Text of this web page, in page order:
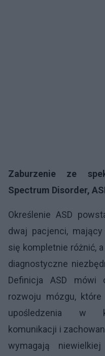
Zaburzenie ze
Spectrum Disorder,
Określenie ASD
dwaj pacjenci,
się kompletnie różnić,
diagnostyczne
Definicja ASD mówi
rozwoju mózgu,
upośledzenia w
komunikacji i
wymagają